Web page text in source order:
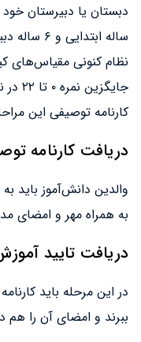
ساله
نظام کنونی مقیاس‌های
کارنامه توصیفی این
دریافت کارنامه
والدین دانش‌آموز باید
به همراه مهر و امضای
دریافت تایید
در این مرحله باید
ببرند و امضای آن را هم